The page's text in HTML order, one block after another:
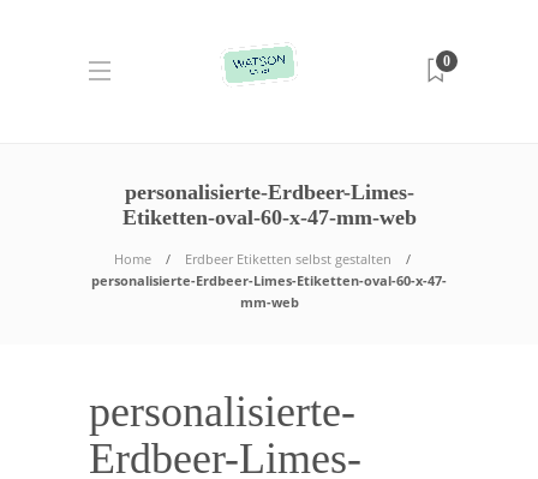
0
personalisierte-Erdbeer-Limes-
Etiketten-oval-60-x-47-mm-web
Home
Erdbeer Etiketten selbst gestalten
personalisierte-Erdbeer-Limes-Etiketten-oval-60-x-47-
mm-web
personalisierte-
Erdbeer-Limes-